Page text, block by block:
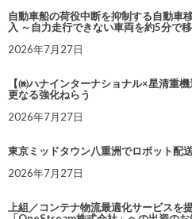
自動車船の荷役中断を抑制する自動車
入 ～自力走行できない車両を約5分で
2026年7月27日
【㈱ハナインターナショナル×星清重
更なる強化ねらう
2026年7月27日
東京ミッドタウン八重洲でロボット配
2026年7月27日
上組／コンテナ物流最適化サービスを